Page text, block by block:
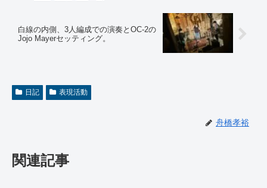
白線の内側、3人編成での演奏とOC-2の
Jojo Mayerセッティング。
日記 表現活動
舟橋孝裕
関連記事